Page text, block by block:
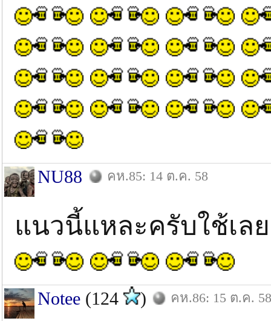
NU88 คห.85: 14 ต.ค. 58
แนวนี้แหละครับใช้เล
Notee (124 ) คห.86: 15 ต.ค. 58